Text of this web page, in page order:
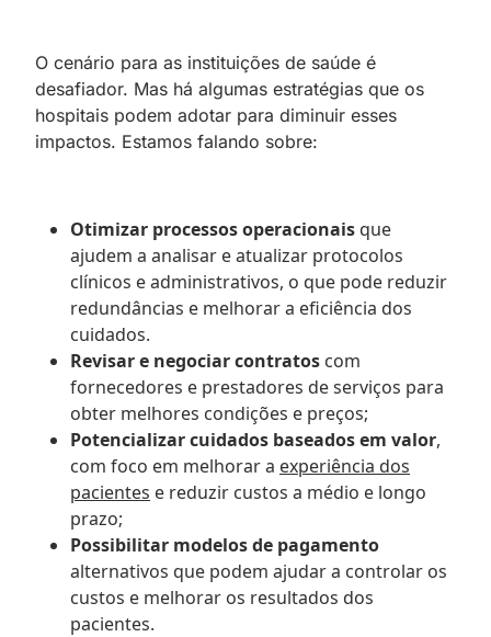
O cenário para as instituições de saúde é
desafiador. Mas há algumas estratégias que os
hospitais podem adotar para diminuir esses
impactos. Estamos falando sobre:
Otimizar processos operacionais que
ajudem a analisar e atualizar protocolos
clínicos e administrativos, o que pode reduzir
redundâncias e melhorar a eficiência dos
cuidados.
Revisar e negociar contratos com
fornecedores e prestadores de serviços para
obter melhores condições e preços;
Potencializar cuidados baseados em valor,
com foco em melhorar a experiência dos
pacientes e reduzir custos a médio e longo
prazo;
Possibilitar modelos de pagamento
alternativos que podem ajudar a controlar os
custos e melhorar os resultados dos
pacientes.